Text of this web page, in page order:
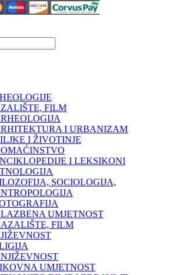
FILM
I URBANIZAM
I ŽIVOTINJE
I LEKSIKONI
SOCIOLOGIJA,
UMJETNOST
FILM
UMJETNOST